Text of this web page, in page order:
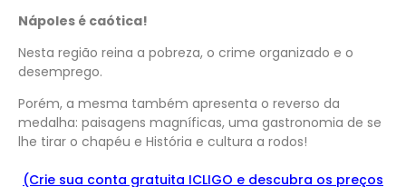
Nápoles é caótica!
Nesta região reina a pobreza, o crime organizado e o
desemprego.
Porém, a mesma também apresenta o reverso da
medalha: paisagens magníficas, uma gastronomia de se
lhe tirar o chapéu e História e cultura a rodos!
(Crie sua conta gratuita ICLIGO e descubra os preços